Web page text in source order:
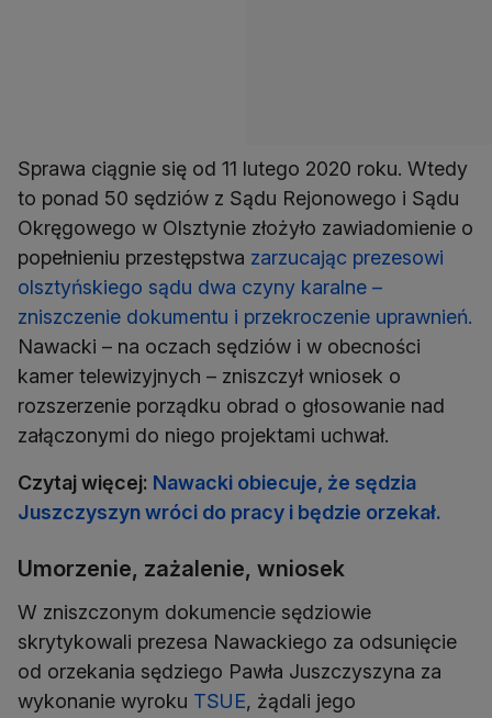
Sprawa ciągnie się od 11 lutego 2020 roku. Wtedy
to ponad 50 sędziów z Sądu Rejonowego i Sądu
Okręgowego w Olsztynie złożyło zawiadomienie o
popełnieniu przestępstwa zarzucając prezesowi
olsztyńskiego sądu dwa czyny karalne –
zniszczenie dokumentu i przekroczenie uprawnień.
Nawacki – na oczach sędziów i w obecności
kamer telewizyjnych – zniszczył wniosek o
rozszerzenie porządku obrad o głosowanie nad
załączonymi do niego projektami uchwał.
Czytaj więcej: Nawacki obiecuje, że sędzia
Juszczyszyn wróci do pracy i będzie orzekał.
Umorzenie, zażalenie, wniosek
W zniszczonym dokumencie sędziowie
skrytykowali prezesa Nawackiego za odsunięcie
od orzekania sędziego Pawła Juszczyszyna za
wykonanie wyroku TSUE, żądali jego